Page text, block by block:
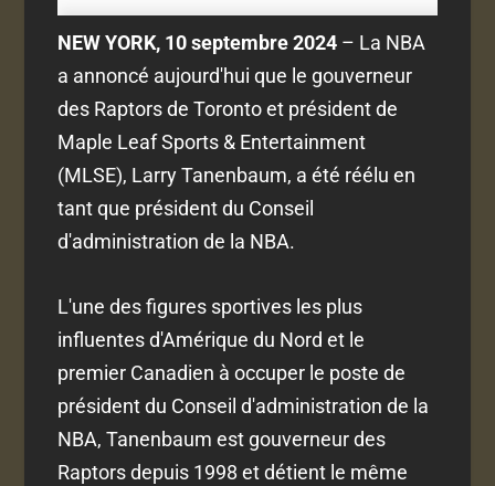
NEW YORK, 10 septembre 2024 – La NBA
a annoncé aujourd'hui que le gouverneur
des Raptors de Toronto et président de
Maple Leaf Sports & Entertainment
(MLSE), Larry Tanenbaum, a été réélu en
tant que président du Conseil
d'administration de la NBA.
L'une des figures sportives les plus
influentes d'Amérique du Nord et le
premier Canadien à occuper le poste de
président du Conseil d'administration de la
NBA, Tanenbaum est gouverneur des
Raptors depuis 1998 et détient le même